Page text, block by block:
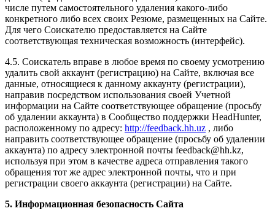
числе путем самостоятельного удаления какого-либо
конкретного либо всех своих Резюме, размещенных на Сайте.
Для чего Соискателю предоставляется на Сайте
соответствующая техническая возможность (интерфейс).
4.5. Соискатель вправе в любое время по своему усмотрению
удалить свой аккаунт (регистрацию) на Сайте, включая все
данные, относящиеся к данному аккаунту (регистрации),
направив посредством использования своей Учетной
информации на Сайте соответствующее обращение (просьбу
об удалении аккаунта) в Сообщество поддержки HeadHunter,
расположенному по адресу: http://feedback.hh.uz , либо
направить соответствующее обращение (просьбу об удалении
аккаунта) по адресу электронной почты feedback@hh.kz,
используя при этом в качестве адреса отправления такого
обращения тот же адрес электронной почты, что и при
регистрации своего аккаунта (регистрации) на Сайте.
5. Информационная безопасность Сайта